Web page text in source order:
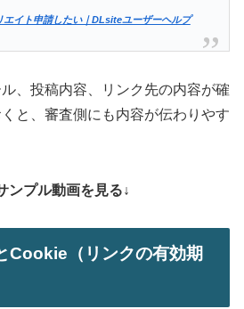
エイト申請したい｜DLsiteユーザーヘルプ
、投稿内容、リンク先の内容が確
と、審査側にも内容が伝わりやす
ンプル動画を見る↓
Cookie（リンクの有効期